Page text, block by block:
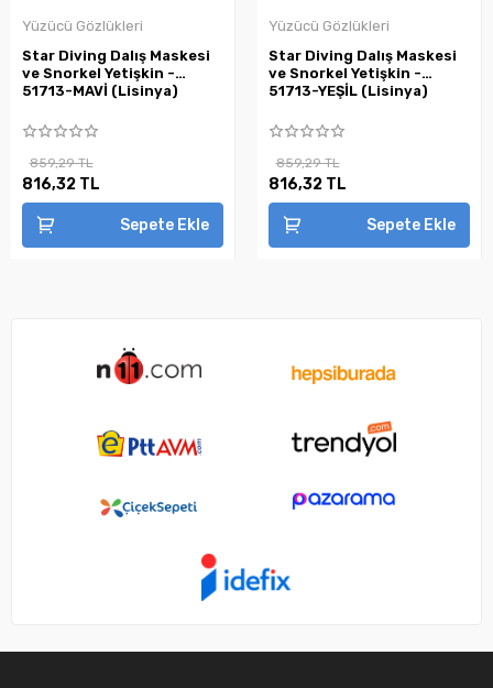
Yüzücü Gözlükleri
Star Diving Dalış Maskesi
ve Snorkel Yetişkin -
51713-MAVİ (Lisinya)
859,29 TL
816,32 TL
Sepete Ekle
Yüzücü Gözlükleri
Star Diving Dalış Maskesi
ve Snorkel Yetişkin -
51713-YEŞİL (Lisinya)
859,29 TL
816,32 TL
Sepete Ekle